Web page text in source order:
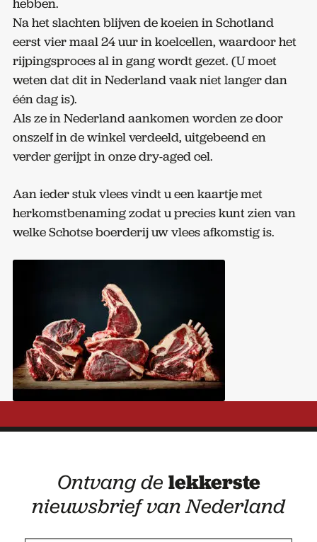
hebben.
Na het slachten blijven de koeien in Schotland
eerst vier maal 24 uur in koelcellen, waardoor het
rijpingsproces al in gang wordt gezet. (U moet
weten dat dit in Nederland vaak niet langer dan
één dag is).
Als ze in Nederland aankomen worden ze door
onszelf in de winkel verdeeld, uitgebeend en
verder gerijpt in onze dry-aged cel.
Aan ieder stuk vlees vindt u een kaartje met
herkomstbenaming zodat u precies kunt zien van
welke Schotse boerderij uw vlees afkomstig is.
Ontvang de lekkerste
nieuwsbrief van Nederland